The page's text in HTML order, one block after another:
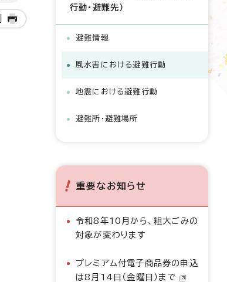
行動・避難先）
避難情報
風水害における避難行動
地震における避難行動
避難所・避難場所
重要なお知らせ
令和8年10月から、粗大ごみの
対象が変わります
プレミアム付電子商品券の申込
は8月14日（金曜日）まで